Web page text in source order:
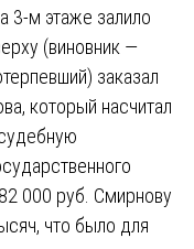
3-м этаже залило
(виновник —
заказал
который насчитал
000 руб. Смирнову
что было для